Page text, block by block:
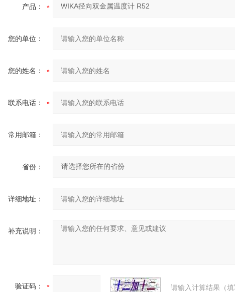
产品：
您的单位：
您的姓名：
联系电话：
常用邮箱：
省份：
详细地址：
补充说明：
验证码： 请输入计算结果（